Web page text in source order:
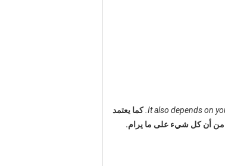
It also depends on كما يعتمد
من أن كل شيء على ما يرام.